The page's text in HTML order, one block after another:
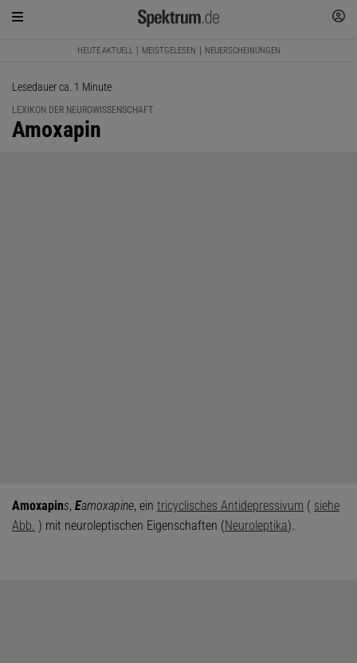
HEUTE AKTUELL MEISTGELESEN NEUERSCHEINUNGEN
Lesedauer ca. 1 Minute
LEXIKON DER NEUROWISSENSCHAFT
:
Amoxapin
Amoxapins, Eamoxapine, ein tricyclisches Antidepressivum ( siehe
Abb. ) mit neuroleptischen Eigenschaften (Neuroleptika).